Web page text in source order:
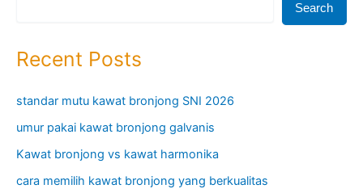
Search
Recent Posts
standar mutu kawat bronjong SNI 2026
umur pakai kawat bronjong galvanis
Kawat bronjong vs kawat harmonika
cara memilih kawat bronjong yang berkualitas